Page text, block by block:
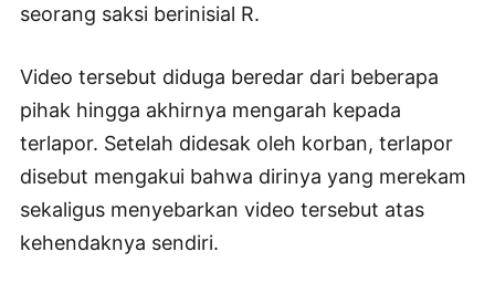
seorang saksi berinisial R.
Video tersebut diduga beredar dari beberapa
pihak hingga akhirnya mengarah kepada
terlapor. Setelah didesak oleh korban, terlapor
disebut mengakui bahwa dirinya yang merekam
sekaligus menyebarkan video tersebut atas
kehendaknya sendiri.